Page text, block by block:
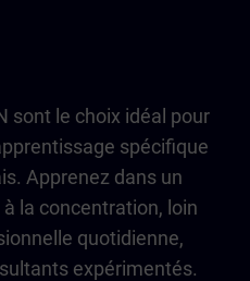
sont le choix idéal pour
spécifique
Apprenez dans un
la concentration, loin
quotidienne,
expérimentés.